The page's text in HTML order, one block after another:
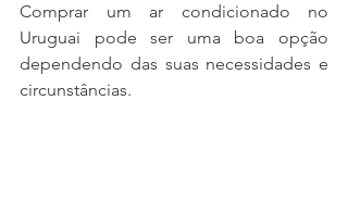
Comprar um ar condicionado no
Uruguai pode ser uma boa opção
dependendo das suas necessidades e
circunstâncias.